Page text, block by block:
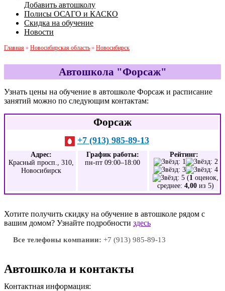
Добавить автошколу
Полисы ОСАГО и КАСКО
Скидка на обучение
Новости
Главная » Новосибирская область » Новосибирск
Автошкола "Форсаж"
Узнать цены на обучение в автошколе Форсаж и расписание
занятий можно по следующим контактам:
Форсаж
+7 (913) 985-89-13
Адрес:
Красный просп., 310,
Новосибирск
График работы:
пн-пт 09:00–18:00
Рейтинг:
(1 оценок,
среднее: 4,00 из 5)
Хотите получить скидку на обучение в автошколе рядом с
вашим домом? Узнайте подробности здесь
Все телефоны компании: +7 (913) 985-89-13
Автошкола и контакты
Контактная информация: